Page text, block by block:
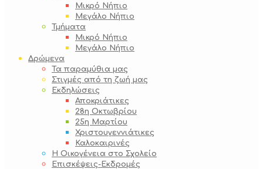
Μικρό Νήπιο
Μεγάλο Νήπιο
Τμήματα
Μικρό Νήπιο
Μεγάλο Νήπιο
Δρώμενα
Τα παραμύθια μας
Στιγμές από τη ζωή μας
Εκδηλώσεις
Αποκριάτικες
28η Οκτωβρίου
25η Μαρτίου
Χριστουγεννιάτικες
Καλοκαιρινές
Η Οικογένεια στο Σχολείο
Επισκέψεις-Εκδρομές